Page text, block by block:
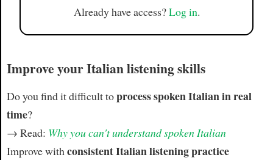
Already have access?Log in.
Improve your Italian listening skills
Do you find it difficult toprocess spoken Italian in real
time?
→ Read: Why you can't understand spoken Italian
Improve withconsistent Italian listening practice